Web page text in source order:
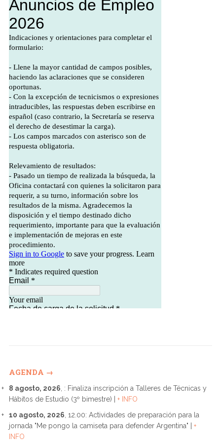
AGENDA →
8 agosto, 2026 , : Finaliza inscripción a Talleres de Técnicas y
Hábitos de Estudio (3º bimestre) | + INFO
10 agosto, 2026 , 12.00: Actividades de preparación para la
jornada "Me pongo la camiseta para defender Argentina" | +
INFO